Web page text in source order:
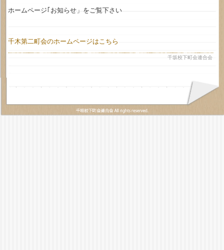
ホームページ｢お知らせ」をご覧下さい
千木第二町会のホームページはこちら
千坂校下町会連合会